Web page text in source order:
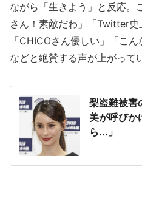
ながら「生きよう」と反応。
さん！素敵だわ」「Twitter史
「CHICOさん優しい」「こ
などと絶賛する声が上がって
梨盗難被害
美が呼びか
ら...」